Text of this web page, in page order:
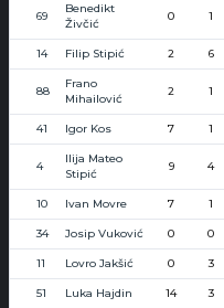
69
Benedikt
Živčić
0 1
14 Filip Stipić 2 6
88
Frano
Mihailović
2 1
41 Igor Kos 7 1
4
Ilija Mateo
Stipić
9 4
10 Ivan Movre 7 1
34 Josip Vuković 0 0
11 Lovro Jakšić 0 3
51 Luka Hajdin 14 3